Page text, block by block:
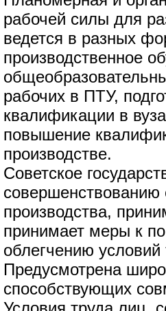
рабочей силы для
ведется в разных
производственное
рабочих в ПТУ,
квалификации в
повышение
производстве.
Советское
совершенствованию
производства,
принимает меры к
облегчению
Предусмотрена
способствующих